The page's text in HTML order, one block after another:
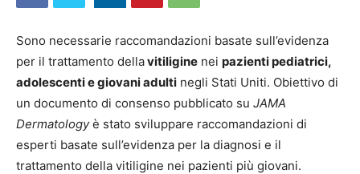
Sono necessarie raccomandazioni basate sull’evidenza
per il trattamento dellavitiligine nei pazienti pediatrici,
adolescenti e giovani adulti negli Stati Uniti. Obiettivo di
un documento di consenso pubblicato su JAMA
Dermatologyè stato sviluppare raccomandazioni di
esperti basate sull’evidenza per la diagnosi e il
trattamento della vitiligine nei pazienti più giovani.